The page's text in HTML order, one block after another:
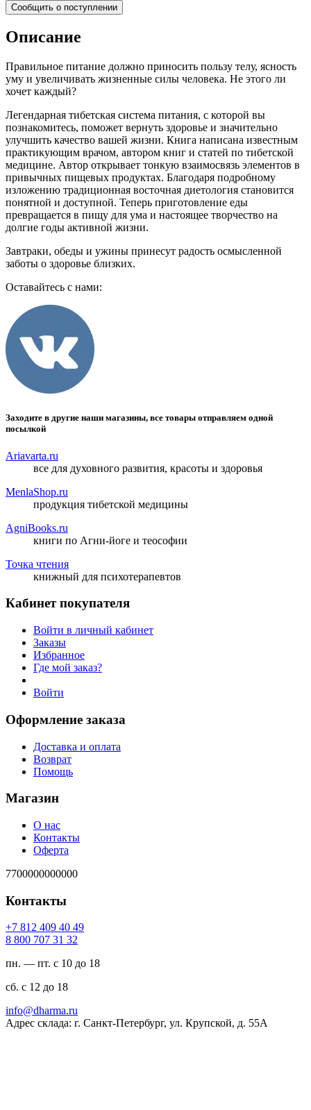
Сообщить о поступлении
Описание
Правильное питание должно приносить пользу телу, ясность
уму и увеличивать жизненные силы человека. Не этого ли
хочет каждый?
Легендарная тибетская система питания, с которой вы
познакомитесь, поможет вернуть здоровье и значительно
улучшить качество вашей жизни. Книга написана известным
практикующим врачом, автором книг и статей по тибетской
медицине. Автор открывает тонкую взаимосвязь элементов в
привычных пищевых продуктах. Благодаря подробному
изложению традиционная восточная диетология становится
понятной и доступной. Теперь приготовление еды
превращается в пищу для ума и настоящее творчество на
долгие годы активной жизни.
Завтраки, обеды и ужины принесут радость осмысленной
заботы о здоровье близких.
Оставайтесь с нами:
Заходите в другие наши магазины, все товары отправляем одной
посылкой
Ariavarta.ru
все для духовного развития, красоты и здоровья
MenlaShop.ru
продукция тибетской медицины
AgniBooks.ru
книги по Агни-йоге и теософии
Точка чтения
книжный для психотерапевтов
Кабинет покупателя
Войти в личный кабинет
Заказы
Избранное
Где мой заказ?
Войти
Оформление заказа
Доставка и оплата
Возврат
Помощь
Магазин
О нас
Контакты
Оферта
7700000000000
Контакты
94 04 904 218 7+
23 13 707 008 8
пн. — пт. с 10 до 18
сб. с 12 до 18
ur.amrahd@ofni
Адрес склада: г. Санкт-Петербург, ул. Крупской, д. 55А